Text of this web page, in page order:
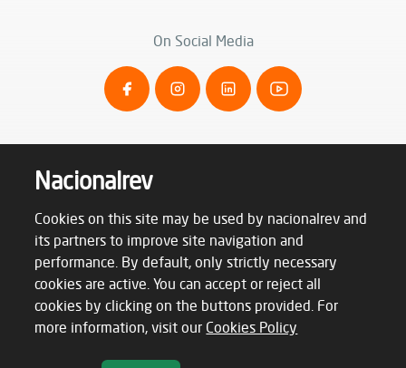
On Social Media
Terms & Conditions
Privacy Policy
Complaints Book
Nacionalrev
Cookies on this site may be used by nacionalrev and
its partners to improve site navigation and
performance. By default, only strictly necessary
cookies are active. You can accept or reject all
cookies by clicking on the buttons provided. For
more information, visit our Cookies Policy